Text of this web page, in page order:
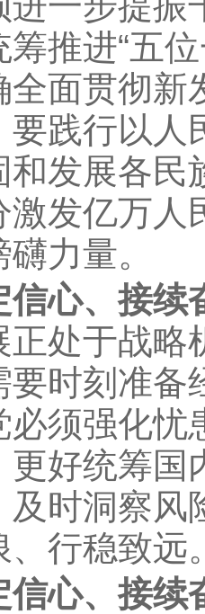
推进“五
全面贯彻
要践行以人
和发展各
激发亿万
力量。
心、接续
正处于战略
要时刻准
必须强化忧
更好统筹国
及时洞察风
、行稳致远
心、接续